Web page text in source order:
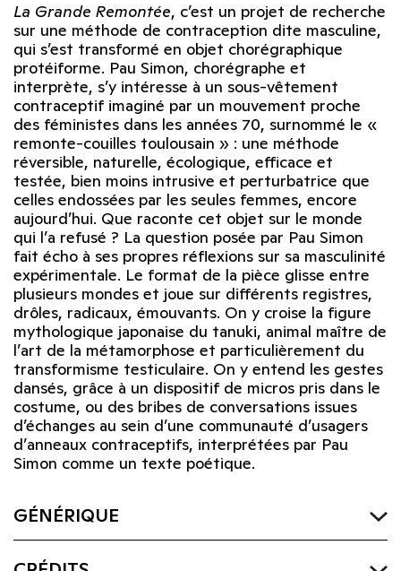
La Grande Remontée, c’est un projet de recherche
sur une méthode de contraception dite masculine,
qui s’est transformé en objet chorégraphique
protéiforme. Pau Simon, chorégraphe et
interprète, s’y intéresse à un sous-vêtement
contraceptif imaginé par un mouvement proche
des féministes dans les années 70, surnommé le «
remonte-couilles toulousain » : une méthode
réversible, naturelle, écologique, efficace et
testée, bien moins intrusive et perturbatrice que
celles endossées par les seules femmes, encore
aujourd’hui. Que raconte cet objet sur le monde
qui l’a refusé ? La question posée par Pau Simon
fait écho à ses propres réflexions sur sa masculinité
expérimentale. Le format de la pièce glisse entre
plusieurs mondes et joue sur différents registres,
drôles, radicaux, émouvants. On y croise la figure
mythologique japonaise du tanuki, animal maître de
l’art de la métamorphose et particulièrement du
transformisme testiculaire. On y entend les gestes
dansés, grâce à un dispositif de micros pris dans le
costume, ou des bribes de conversations issues
d’échanges au sein d’une communauté d’usagers
d’anneaux contraceptifs, interprétées par Pau
Simon comme un texte poétique.
GÉNÉRIQUE